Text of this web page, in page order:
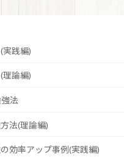
実践編)
理論編)
法
法(理論編)
効率アップ事例(実践編)